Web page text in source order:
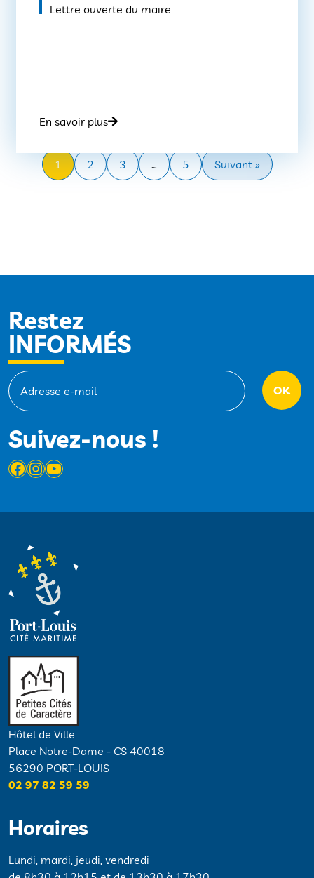
Lettre ouverte du maire
En savoir plus
1 2 3 … 5 Suivant »
Restez
INFORMÉS
Suivez-nous !
Facebook
Instagram
YouTube
Hôtel de Ville
Place Notre-Dame - CS 40018
56290 PORT-LOUIS
02 97 82 59 59
Horaires
Lundi, mardi, jeudi, vendredi